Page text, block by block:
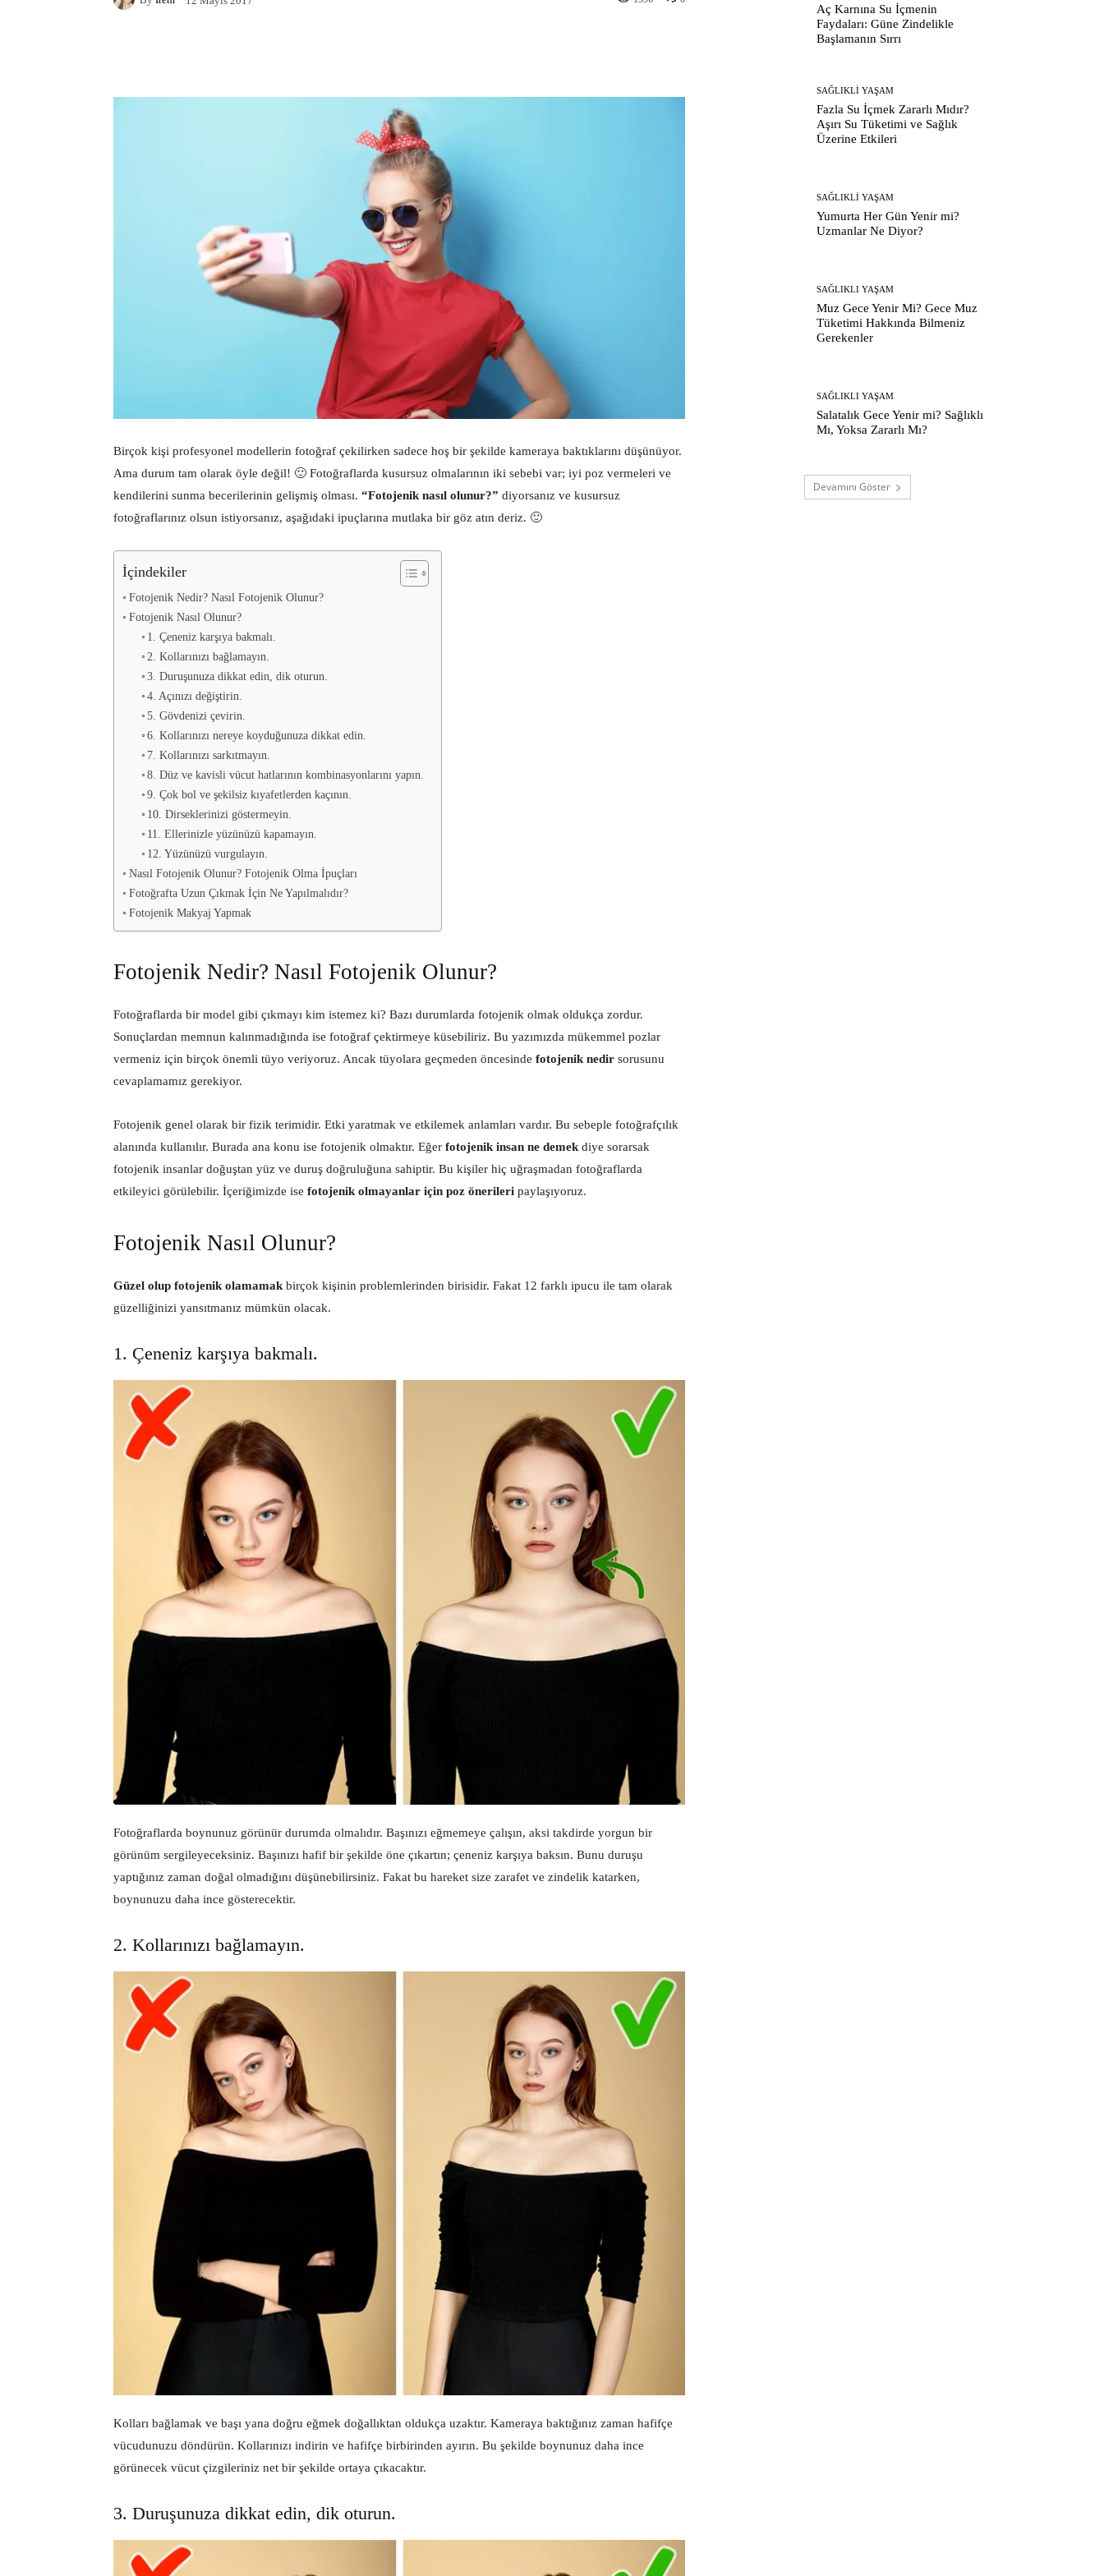
Birçok kişi profesyonel modellerin fotoğraf çekilirken sadece hoş bir şekilde kameraya baktıklarını düşünüyor.
Ama durum tam olarak öyle değil! 🙂 Fotoğraflarda kusursuz olmalarının iki sebebi var; iyi poz vermeleri ve
kendilerini sunma becerilerinin gelişmiş olması. “Fotojenik nasıl olunur?” diyorsanız ve kusursuz
fotoğraflarınız olsun istiyorsanız, aşağıdaki ipuçlarına mutlaka bir göz atın deriz. 🙂
İçindekiler
Fotojenik Nedir? Nasıl Fotojenik Olunur?
Fotojenik Nasıl Olunur?
1. Çeneniz karşıya bakmalı.
2. Kollarınızı bağlamayın.
3. Duruşunuza dikkat edin, dik oturun.
4. Açınızı değiştirin.
5. Gövdenizi çevirin.
6. Kollarınızı nereye koyduğunuza dikkat edin.
7. Kollarınızı sarkıtmayın.
8. Düz ve kavisli vücut hatlarının kombinasyonlarını yapın.
9. Çok bol ve şekilsiz kıyafetlerden kaçının.
10. Dirseklerinizi göstermeyin.
11. Ellerinizle yüzünüzü kapamayın.
12. Yüzünüzü vurgulayın.
Nasıl Fotojenik Olunur? Fotojenik Olma İpuçları
Fotoğrafta Uzun Çıkmak İçin Ne Yapılmalıdır?
Fotojenik Makyaj Yapmak
Fotojenik Nedir? Nasıl Fotojenik Olunur?
Fotoğraflarda bir model gibi çıkmayı kim istemez ki? Bazı durumlarda fotojenik olmak oldukça zordur.
Sonuçlardan memnun kalınmadığında ise fotoğraf çektirmeye küsebiliriz. Bu yazımızda mükemmel pozlar
vermeniz için birçok önemli tüyo veriyoruz. Ancak tüyolara geçmeden öncesinde fotojenik nedir sorusunu
cevaplamamız gerekiyor.
Fotojenik genel olarak bir fizik terimidir. Etki yaratmak ve etkilemek anlamları vardır. Bu sebeple fotoğrafçılık
alanında kullanılır. Burada ana konu ise fotojenik olmaktır. Eğer fotojenik insan ne demekdiye sorarsak
fotojenik insanlar doğuştan yüz ve duruş doğruluğuna sahiptir. Bu kişiler hiç uğraşmadan fotoğraflarda
etkileyici görülebilir. İçeriğimizde ise fotojenik olmayanlar için poz önerileri paylaşıyoruz.
Fotojenik Nasıl Olunur?
Güzel olup fotojenik olamamakbirçok kişinin problemlerinden birisidir. Fakat 12 farklı ipucu ile tam olarak
güzelliğinizi yansıtmanız mümkün olacak.
1. Çeneniz karşıya bakmalı.
Fotoğraflarda boynunuz görünür durumda olmalıdır. Başınızı eğmemeye çalışın, aksi takdirde yorgun bir
görünüm sergileyeceksiniz. Başınızı hafif bir şekilde öne çıkartın; çeneniz karşıya baksın. Bunu duruşu
yaptığınız zaman doğal olmadığını düşünebilirsiniz. Fakat bu hareket size zarafet ve zindelik katarken,
boynunuzu daha ince gösterecektir.
2. Kollarınızı bağlamayın.
Kolları bağlamak ve başı yana doğru eğmek doğallıktan oldukça uzaktır. Kameraya baktığınız zaman hafifçe
vücudunuzu döndürün. Kollarınızı indirin ve hafifçe birbirinden ayırın. Bu şekilde boynunuz daha ince
görünecek vücut çizgileriniz net bir şekilde ortaya çıkacaktır.
3. Duruşunuza dikkat edin, dik oturun.
Aç Karnına Su İçmenin
Faydaları: Güne Zindelikle
Başlamanın Sırrı
SAĞLIKLI YAŞAM
Fazla Su İçmek Zararlı Mıdır?
Aşırı Su Tüketimi ve Sağlık
Üzerine Etkileri
SAĞLIKLI YAŞAM
Yumurta Her Gün Yenir mi?
Uzmanlar Ne Diyor?
SAĞLIKLI YAŞAM
Muz Gece Yenir Mi? Gece Muz
Tüketimi Hakkında Bilmeniz
Gerekenler
SAĞLIKLI YAŞAM
Salatalık Gece Yenir mi? Sağlıklı
Mı, Yoksa Zararlı Mı?
Devamını Göster